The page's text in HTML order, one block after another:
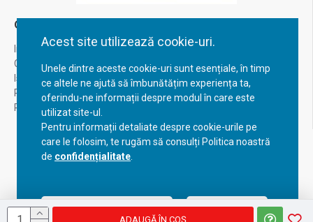
Acest site utilizează cookie-uri.
Unele dintre aceste cookie-uri sunt esențiale, în timp
ce altele ne ajută să îmbunătățim experiența ta,
oferindu-ne informații despre modul în care este
utilizat site-ul.
Pentru informații detaliate despre cookie-urile pe
care le folosim, te rugăm să consulți Politica noastră
de confidențialitate
Acceptă setările curente Configurează
ADAUGĂ ÎN COŞ
Contul Meu
Inregistrare
Contul meu
Istoric comenzi
Recuperare parola
Returnare produs